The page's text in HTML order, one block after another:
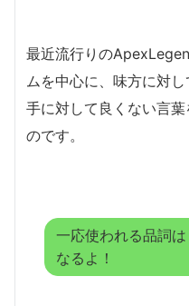
最近流行りの
ムを中心に、味方に対
手に対して良くない言
のです。
一応使われる品詞
なるよ！